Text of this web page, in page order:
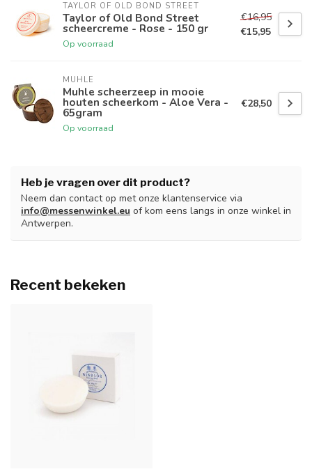
TAYLOR OF OLD BOND STREET
Taylor of Old Bond Street
scheercreme - Rose - 150 gr
Op voorraad
€16,95
€15,95
MUHLE
Muhle scheerzeep in mooie
houten scheerkom - Aloe Vera -
65gram
Op voorraad
€28,50
Heb je vragen over dit product?
Neem dan contact op met onze klantenservice via
info@messenwinkel.eu of kom eens langs in onze winkel in
Antwerpen.
Recent bekeken